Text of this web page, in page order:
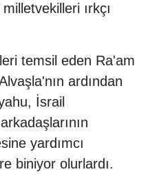
ırkçı
temsil eden Ra'am
ardından
İsrail
yardımcı
biniyor olurlardı.